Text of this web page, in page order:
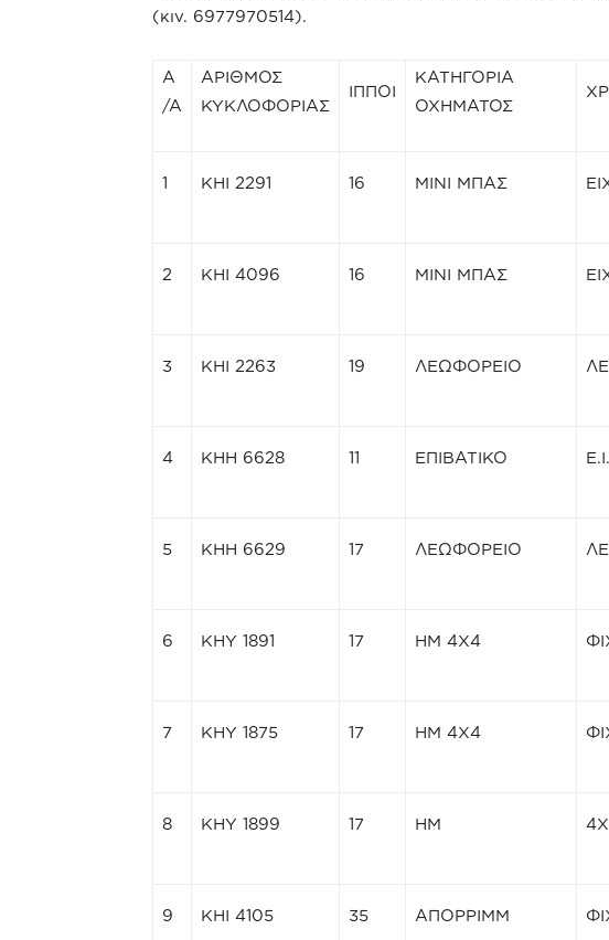
(κιν. 6977970514).
Α
/Α
ΑΡΙΘΜΟΣ
ΚΥΚΛΟΦΟΡΙΑΣ
ΙΠΠΟΙ
ΚΑΤΗΓΟΡΙΑ
ΟΧΗΜΑΤΟΣ
1 ΚΗΙ 2291 16 ΜΙΝΙ ΜΠΑΣ
2 ΚΗΙ 4096 16 ΜΙΝΙ ΜΠΑΣ
3 ΚΗΙ 2263 19 ΛΕΩΦΟΡΕΙΟ
4 ΚΗΗ 6628 11 ΕΠΙΒΑΤΙΚΟ
5 ΚΗΗ 6629 17 ΛΕΩΦΟΡΕΙΟ
6 ΚΗΥ 1891 17 ΗΜ 4Χ4
7 ΚΗΥ 1875 17 ΗΜ 4Χ4
8 ΚΗΥ 1899 17 ΗΜ
9 ΚΗΙ 4105 35 ΑΠΟΡΡΙΜΜ